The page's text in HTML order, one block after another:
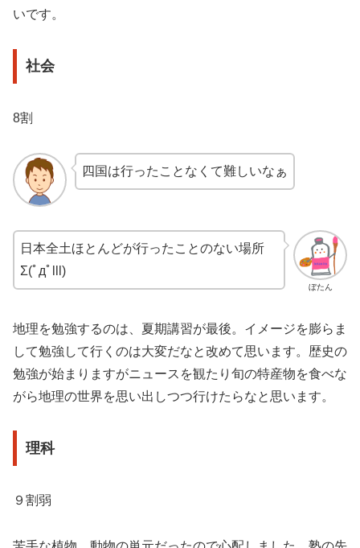
いです。
社会
8割
四国は行ったことなくて難しいなぁ
ぼたん
日本全土ほとんどが行ったことのない場所
Σ(ﾟдﾟlll)
地理を勉強するのは、夏期講習が最後。イメージを膨らま
して勉強して行くのは大変だなと改めて思います。歴史の
勉強が始まりますがニュースを観たり旬の特産物を食べな
がら地理の世界を思い出しつつ行けたらなと思います。
理科
９割弱